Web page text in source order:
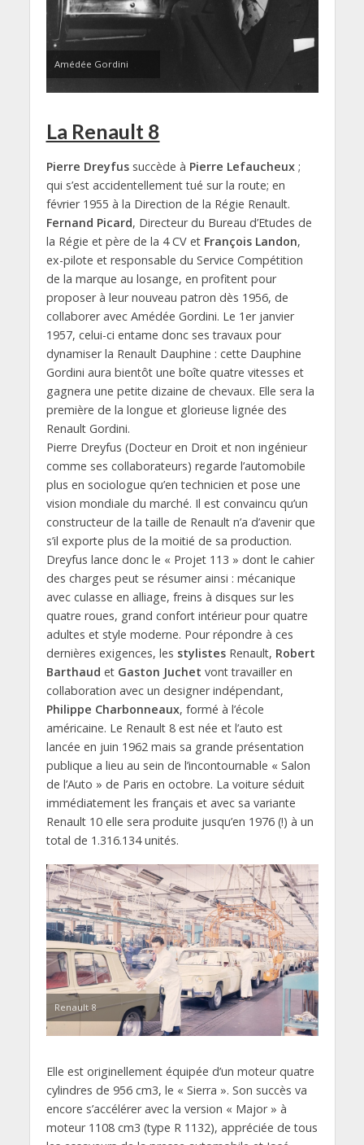
Amédée Gordini
La Renault 8
Pierre Dreyfussuccède à Pierre Lefaucheux;
qui s’est accidentellement tué sur la route; en
février 1955 à la Direction de la Régie Renault.
Fernand Picard, Directeur du Bureau d’Etudes de
la Régie et père de la 4 CV et François Landon,
ex-pilote et responsable du Service Compétition
de la marque au losange, en profitent pour
proposer à leur nouveau patron dès 1956, de
collaborer avec Amédée Gordini. Le 1er janvier
1957, celui-ci entame donc ses travaux pour
dynamiser la Renault Dauphine : cette Dauphine
Gordini aura bientôt une boîte quatre vitesses et
gagnera une petite dizaine de chevaux. Elle sera la
première de la longue et glorieuse lignée des
Renault Gordini.
Pierre Dreyfus (Docteur en Droit et non ingénieur
comme ses collaborateurs) regarde l’automobile
plus en sociologue qu’en technicien et pose une
vision mondiale du marché. Il est convaincu qu’un
constructeur de la taille de Renault n’a d’avenir que
s’il exporte plus de la moitié de sa production.
Dreyfus lance donc le « Projet 113 » dont le cahier
des charges peut se résumer ainsi : mécanique
avec culasse en alliage, freins à disques sur les
quatre roues, grand confort intérieur pour quatre
adultes et style moderne. Pour répondre à ces
dernières exigences, les stylistesRenault, Robert
Barthaud et Gaston Juchet vont travailler en
collaboration avec un designer indépendant,
Philippe Charbonneaux, formé à l’école
américaine. Le Renault 8 est née et l’auto est
lancée en juin 1962 mais sa grande présentation
publique a lieu au sein de l’incontournable « Salon
de l’Auto » de Paris en octobre. La voiture séduit
immédiatement les français et avec sa variante
Renault 10 elle sera produite jusqu’en 1976 (!) à un
total de 1.316.134 unités.
Renault 8
Elle est originellement équipée d’un moteur quatre
cylindres de 956 cm3, le « Sierra ». Son succès va
encore s’accélérer avec la version « Major » à
moteur 1108 cm3 (type R 1132), appréciée de tous